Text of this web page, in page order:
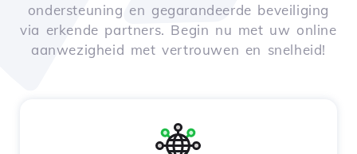
ondersteuning en gegarandeerde beveiliging
via erkende partners. Begin nu met uw online
aanwezigheid met vertrouwen en snelheid!